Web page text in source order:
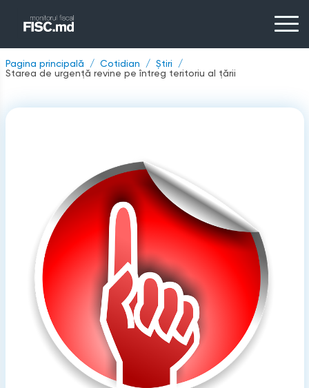
Pagina principală Cotidian
Știri
Starea de urgență revine pe întreg teritoriu al țării